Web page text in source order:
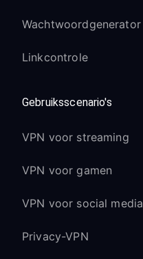
Wachtwoordgenerator
Linkcontrole
Gebruiksscenario's
VPN voor streaming
VPN voor gamen
VPN voor social media
Privacy-VPN